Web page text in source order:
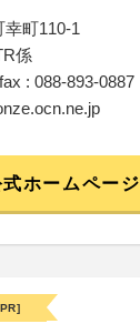
町110-1
係
: 088-893-0887
式ホームページ